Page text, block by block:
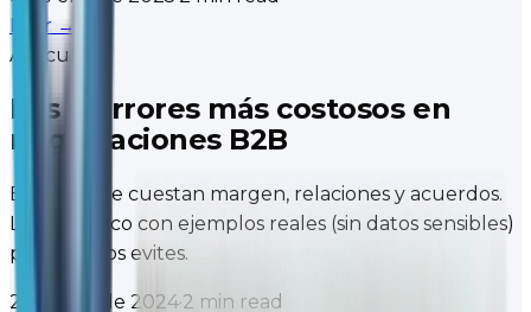
Leer →
Artículo
Los 7 errores más costosos en
negociaciones B2B
Errores que cuestan margen, relaciones y acuerdos.
Los identifico con ejemplos reales (sin datos sensibles)
para que los evites.
20 de dic de 2024·2 min read